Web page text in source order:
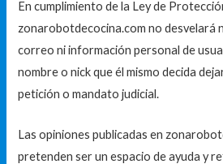
En cumplimiento de la Ley de
zonarobotdecocina.com no desvelará
correo ni información personal de
nombre o nick que él mismo decida
petición o mandato judicial.
Las opiniones publicadas en
pretenden ser un espacio de ayuda y